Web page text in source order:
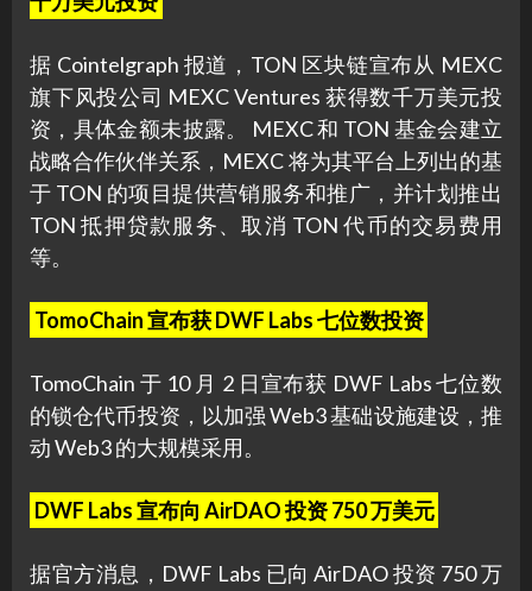
据 Cointelgraph 报道，TON 区块链宣布从 MEXC
旗下风投公司 MEXC Ventures 获得数千万美元投
资，具体金额未披露。 MEXC 和 TON 基金会建立
战略合作伙伴关系，MEXC 将为其平台上列出的基
于 TON 的项目提供营销服务和推广，并计划推出
TON 抵押贷款服务、取消 TON 代币的交易费用
等。
TomoChain 宣布获 DWF Labs 七位数投资
TomoChain 于 10 月 2 日宣布获 DWF Labs 七位数
的锁仓代币投资，以加强 Web3 基础设施建设，推
动 Web3 的大规模采用。
DWF Labs 宣布向 AirDAO 投资 750 万美元
据官方消息，DWF Labs 已向 AirDAO 投资 750 万